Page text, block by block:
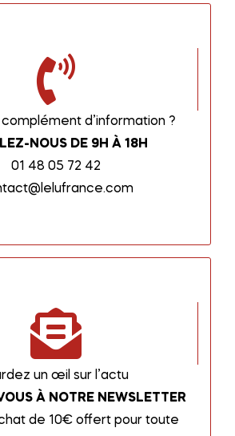
d’information ?
NOUS DE 9H À 18H
01 48 05 72 42
un œil sur l’actu
À NOTRE NEWSLETTER
de 10€ offert pour toute